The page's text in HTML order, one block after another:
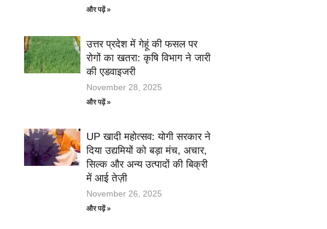
और पढ़ें »
उत्तर प्रदेश में गेहूं की फसल पर
रोगों का खतरा: कृषि विभाग ने जारी
की एडवाइजरी
November 28, 2025
और पढ़ें »
UP खादी महोत्सव: योगी सरकार ने
दिया उद्यमियों को बड़ा मंच, अचार,
सिल्क और अन्य उत्पादों की बिक्री
में आई तेज़ी
November 26, 2025
और पढ़ें »